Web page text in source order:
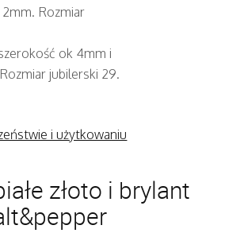
Rozmiar
ok 4mm i
jubilerski 29.
i użytkowaniu
złoto i brylant